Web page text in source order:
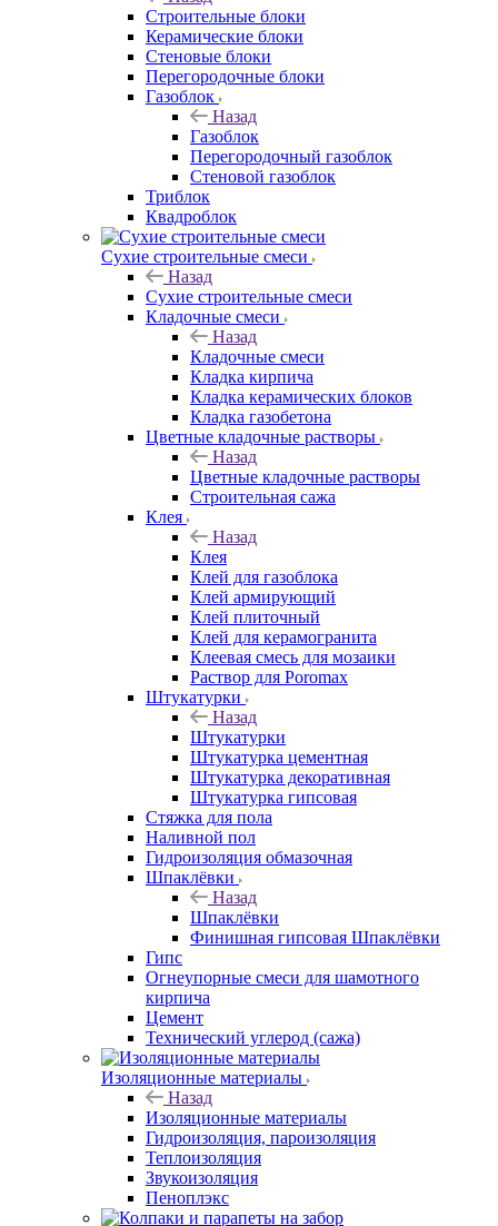
Строительные блоки
Керамические блоки
Стеновые блоки
Перегородочные блоки
Газоблок
Назад
Газоблок
Перегородочный газоблок
Стеновой газоблок
Триблок
Квадроблок
Сухие строительные смеси
Назад
Сухие строительные смеси
Кладочные смеси
Назад
Кладочные смеси
Кладка кирпича
Кладка керамических блоков
Кладка газобетона
Цветные кладочные растворы
Назад
Цветные кладочные растворы
Строительная сажа
Клея
Назад
Клея
Клей для газоблока
Клей армирующий
Клей плиточный
Клей для керамогранита
Клеевая смесь для мозаики
Раствор для Poromax
Штукатурки
Назад
Штукатурки
Штукатурка цементная
Штукатурка декоративная
Штукатурка гипсовая
Стяжка для пола
Наливной пол
Гидроизоляция обмазочная
Шпаклёвки
Назад
Шпаклёвки
Финишная гипсовая Шпаклёвки
Гипс
Огнеупорные смеси для шамотного
кирпича
Цемент
Технический углерод (сажа)
Изоляционные материалы
Назад
Изоляционные материалы
Гидроизоляция, пароизоляция
Теплоизоляция
Звукоизоляция
Пеноплэкс